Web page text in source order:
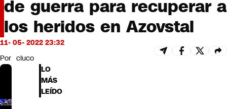
Bits
CNN Data
CNN tiempo
Futuro 360
de guerra para recuperar a
los heridos en Azovstal
11- 05- 2022 23:32
Por cluco
LO
MÁS
LEÍDO